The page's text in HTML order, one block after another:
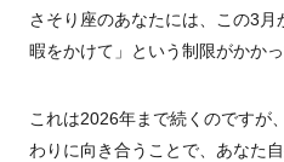
さそり座のあなたには、この3
暇をかけて」という制限がかかっ
これは2026年まで続くのですが
わりに向き合うことで、あなた